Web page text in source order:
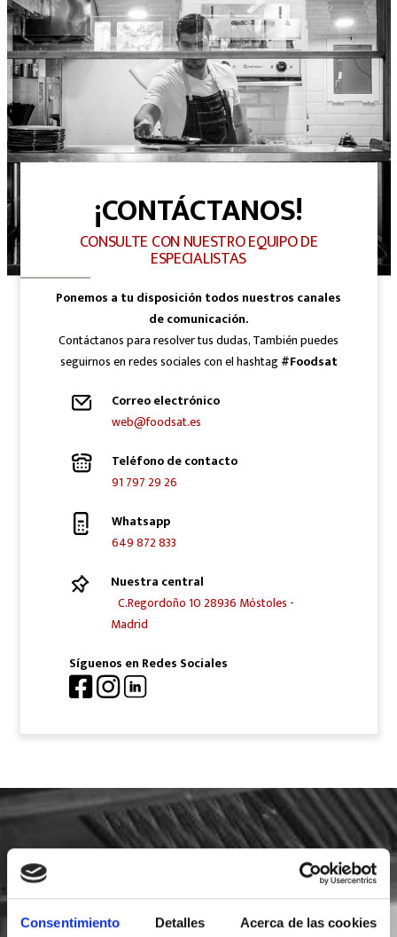
Consentimiento Detalles Acerca de las cookies
¡CONTÁCTANOS!
CONSULTE CON NUESTRO EQUIPO DE
ESPECIALISTAS
Ponemos a tu disposición todos nuestros canales
de comunicación.
Contáctanos para resolver tus dudas, También puedes
seguirnos en redes sociales con el hashtag#Foodsat
Correo electrónico
web@foodsat.es
Teléfono de contacto
91 797 29 26
Whatsapp
649 872 833
Nuestra central
C.Regordoño 10 28936 Móstoles -
Madrid
Síguenos en Redes Sociales
SOLICITA INFORMACIÓN